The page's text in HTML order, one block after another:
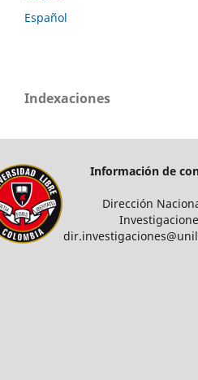
Español
Indexaciones
Información de
Dirección